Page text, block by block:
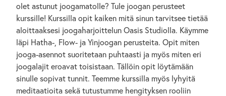
olet astunut joogamatolle? Tule joogan perusteet
kurssille! Kurssilla opit kaiken mitä sinun tarvitsee tietää
aloittaaksesi joogaharjoittelun Oasis Studiolla. Käymme
läpi Hatha-, Flow- ja Yinjoogan perusteita. Opit miten
jooga-asennot suoritetaan puhtaasti ja myös miten eri
joogalajit eroavat toisistaan. Tällöin opit löytämään
sinulle sopivat tunnit. Teemme kurssilla myös lyhyitä
meditaatioita sekä tutustumme hengityksen rooliin